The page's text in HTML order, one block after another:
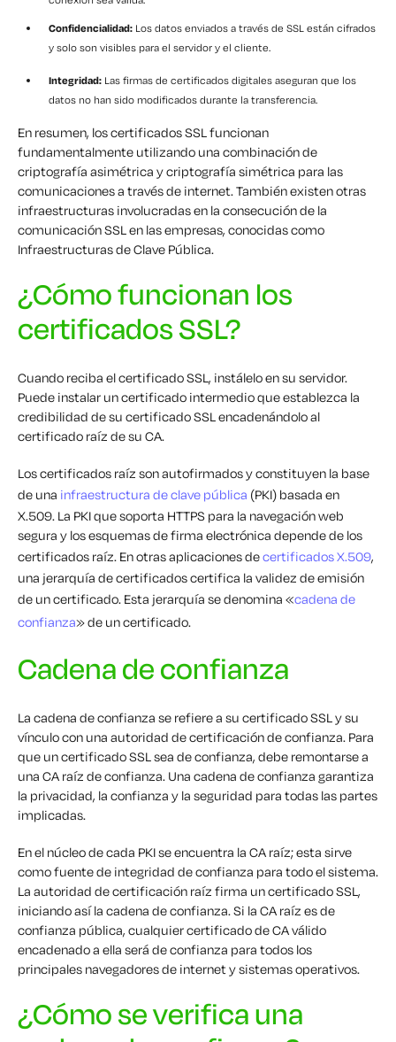
Confidencialidad: Los datos enviados a través de SSL están cifrados
y solo son visibles para el servidor y el cliente.
Integridad: Las firmas de certificados digitales aseguran que los
datos no han sido modificados durante la transferencia.
En resumen, los certificados SSL funcionan
fundamentalmente utilizando una combinación de
criptografía asimétrica y criptografía simétrica para las
comunicaciones a través de internet. También existen otras
infraestructuras involucradas en la consecución de la
comunicación SSL en las empresas, conocidas como
Infraestructuras de Clave Pública.
¿Cómo funcionan los
certificados SSL?
Cuando reciba el certificado SSL, instálelo en su servidor.
Puede instalar un certificado intermedio que establezca la
credibilidad de su certificado SSL encadenándolo al
certificado raíz de su CA.
Los certificados raíz son autofirmados y constituyen la base
de una infraestructura de clave pública (PKI) basada en
X.509. La PKI que soporta HTTPS para la navegación web
segura y los esquemas de firma electrónica depende de los
certificados raíz. En otras aplicaciones decertificados X.509,
una jerarquía de certificados certifica la validez de emisión
de un certificado. Esta jerarquía se denomina «cadena de
confianza» de un certificado.
Cadena de confianza
La cadena de confianza se refiere a su certificado SSL y su
vínculo con una autoridad de certificación de confianza. Para
que un certificado SSL sea de confianza, debe remontarse a
una CA raíz de confianza. Una cadena de confianza garantiza
la privacidad, la confianza y la seguridad para todas las partes
implicadas.
En el núcleo de cada PKI se encuentra la CA raíz; esta sirve
como fuente de integridad de confianza para todo el sistema.
La autoridad de certificación raíz firma un certificado SSL,
iniciando así la cadena de confianza. Si la CA raíz es de
confianza pública, cualquier certificado de CA válido
encadenado a ella será de confianza para todos los
principales navegadores de internet y sistemas operativos.
¿Cómo se verifica una